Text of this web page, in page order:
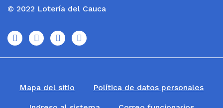
© 2022 Lotería del Cauca
icono icono icono icono
Mapa del sitio Política de datos personales